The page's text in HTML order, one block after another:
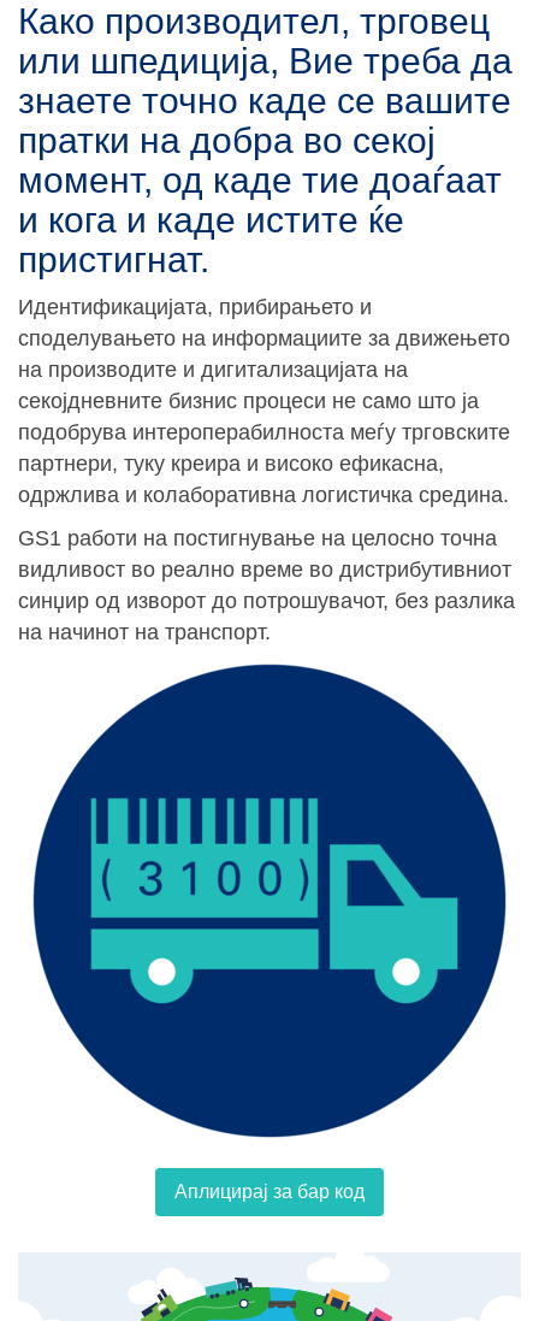
Како производител, трговец
или шпедиција, Вие треба да
знаете точно каде се вашите
пратки на добра во секој
момент, од каде тие доаѓаат
и кога и каде истите ќе
пристигнат.
Идентификацијата, прибирањето и
споделувањето на информациите за движењето
на производите и дигитализацијата на
секојдневните бизнис процеси не само што ја
подобрува интероперабилноста меѓу трговските
партнери, туку креира и високо ефикасна,
одржлива и колаборативна логистичка средина.
GS1 работи на постигнување на целосно точна
видливост во реално време во дистрибутивниот
синџир од изворот до потрошувачот, без разлика
на начинот на транспорт.
Аплицирај за бар код